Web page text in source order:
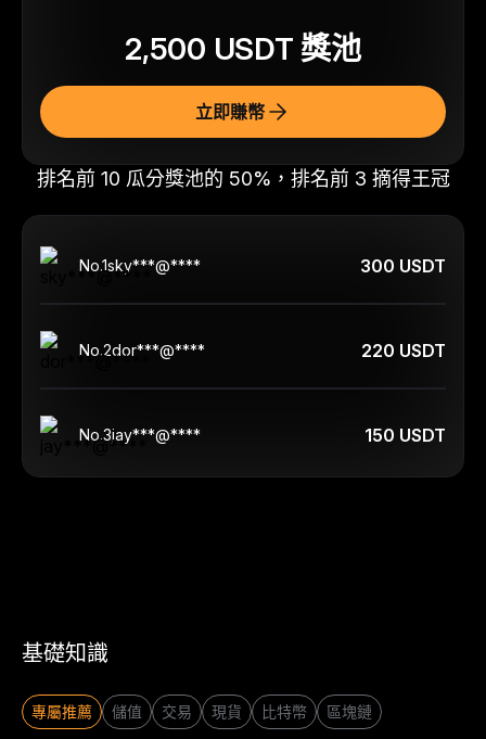
排名前 10 瓜分獎池的 50%，排名前 3 摘得王冠
No.1sky***@**** 300 USDT
No.2dor***@**** 220 USDT
No.3jay***@**** 150 USDT
2,500 USDT 獎池
立即賺幣
基礎知識
專屬推薦 儲值 交易 現貨 比特幣 區塊鏈